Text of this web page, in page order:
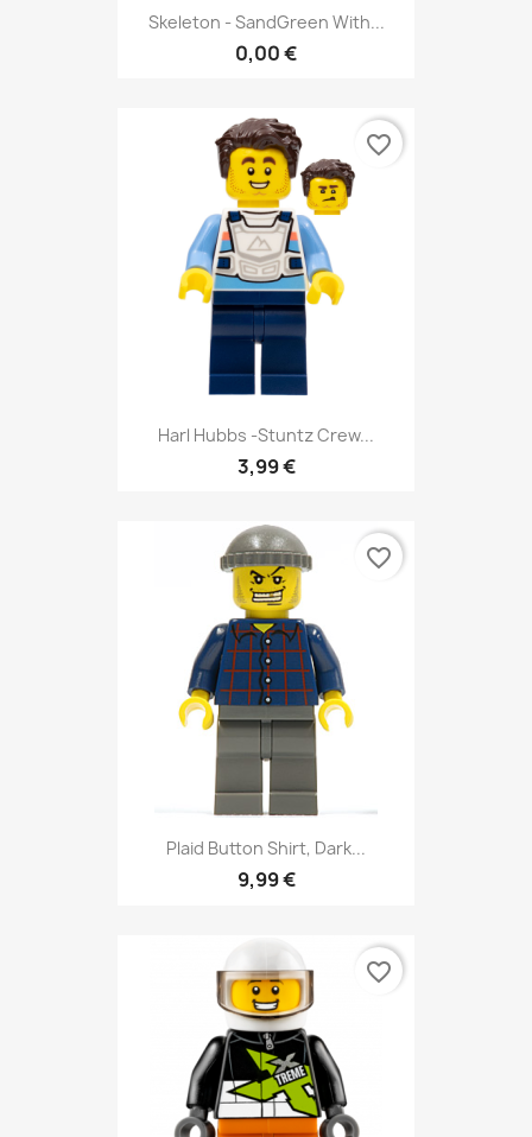
Skeleton - SandGreen With...
0,00 €
Harl Hubbs -Stuntz Crew...
3,99 €
favorite_border
Plaid Button Shirt, Dark...
9,99 €
favorite_border
favorite_border